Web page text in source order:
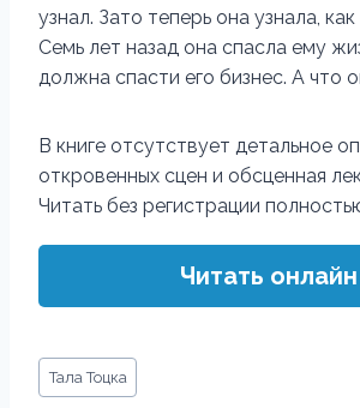
узнал. Зато теперь она узнала, как
Семь лет назад она спасла ему
должна спасти его бизнес. А что
В книге отсутствует детальное
откровенных сцен и обсценная
Читать без регистрации
Читать онлайн
Метки
записи:
Тала Тоцка